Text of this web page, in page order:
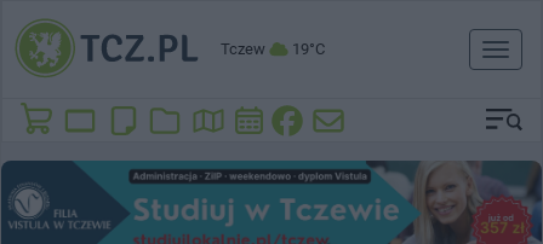
Tczew 19°C
Toggle